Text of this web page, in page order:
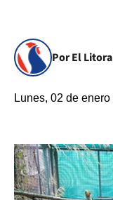
Por El
Lunes, 02 de